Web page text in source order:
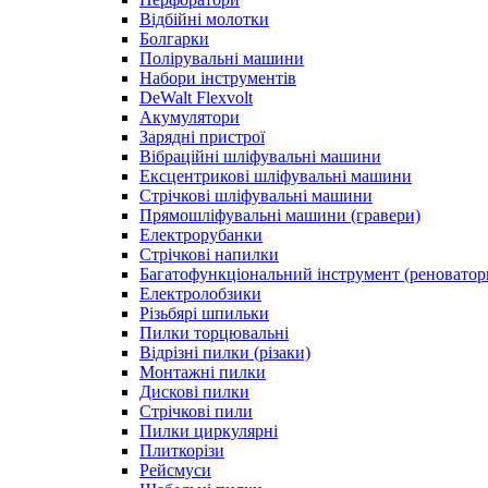
Відбійні молотки
Болгарки
Полірувальні машини
Набори інструментів
DeWalt Flexvolt
Акумулятори
Зарядні пристрої
Вібраційні шліфувальні машини
Ексцентрикові шліфувальні машини
Стрічкові шліфувальні машини
Прямошліфувальні машини (гравери)
Електрорубанки
Стрічкові напилки
Багатофункціональний інструмент
Електролобзики
Різьбярі шпильки
Пилки торцювальні
Відрізні пилки (різаки)
Монтажні пилки
Дискові пилки
Стрічкові пили
Пилки циркулярні
Плиткорізи
Рейсмуси